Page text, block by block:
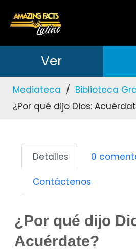
Ver
Mediateca / Biblioteca
¿Por qué dijo Dios:
Detalles 0
Contáctenos
¿Por qué dijo
Acuérdate?